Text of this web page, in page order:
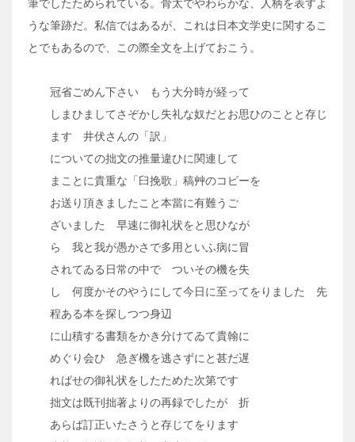
筆でしたためられている。骨太でやわらかな、人柄を表すよ
うな筆跡だ。私信ではあるが、これは日本文学史に関するこ
とでもあるので、この際全文を上げておこう。
冠省ごめん下さい もう大分時が経って
しまひましてさぞかし失礼な奴だとお思ひのことと存じ
ます 井伏さんの「訳」
についての拙文の推量違ひに関連して
まことに貴重な「臼挽歌」稿艸のコピーを
お送り頂きましたこと本當に有難うご
ざいました 早速に御礼状をと思ひなが
ら 我と我が愚かさで多用といふ病に冒
されてゐる日常の中で ついその機を失
し 何度かそのやうにして今日に至ってをりました 先
程ある本を探しつつ身辺
に山積する書類をかき分けてゐて貴翰に
めぐり会ひ 急ぎ機を逃さずにと甚だ遅
ればせの御礼状をしたためた次第です
拙文は既刊拙著よりの再録でしたが 折
あらば訂正いたさうと存じてをります